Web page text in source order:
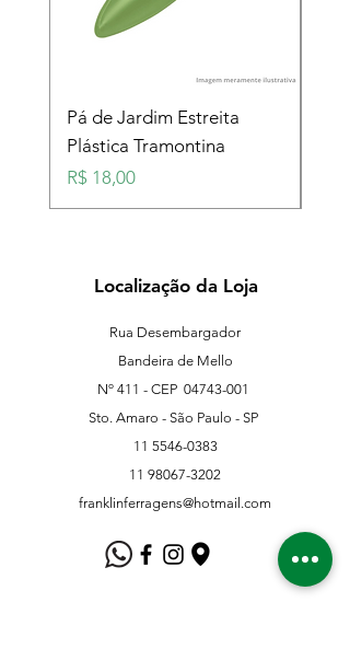
Pá de Jardim Estreita
Plástica Tramontina
Preço
R$ 18,00
Localização da Loja
Rua Desembargador
Bandeira de Mello
Nº 411 - CEP 04743-001
Sto. Amaro - São Paulo - SP
11 5546-0383
11 98067-3202
franklinferragens@hotmail.com